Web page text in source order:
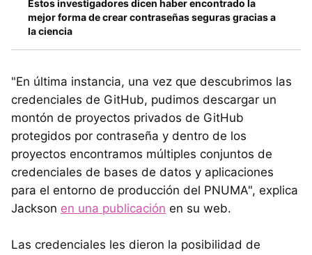
Estos investigadores dicen haber encontrado la
mejor forma de crear contraseñas seguras gracias a
la ciencia
"En última instancia, una vez que descubrimos las
credenciales de GitHub, pudimos descargar un
montón de proyectos privados de GitHub
protegidos por contraseña y dentro de los
proyectos encontramos múltiples conjuntos de
credenciales de bases de datos y aplicaciones
para el entorno de producción del PNUMA", explica
Jackson en una publicación en su web.
Las credenciales les dieron la posibilidad de